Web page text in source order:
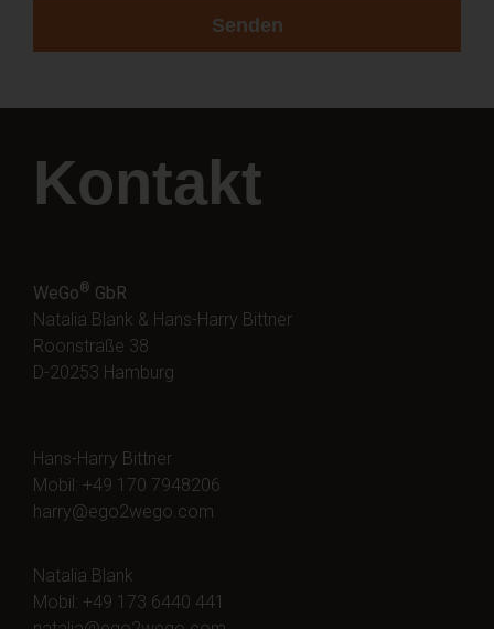
Senden
Kontakt
WeGo® GbR
Natalia Blank & Hans-Harry Bittner
Roonstraße 38
D-20253 Hamburg
Hans-Harry Bittner
Mobil: +49 170 7948206
harry@ego2wego.com
Natalia Blank
Mobil: +49 173 6440 441